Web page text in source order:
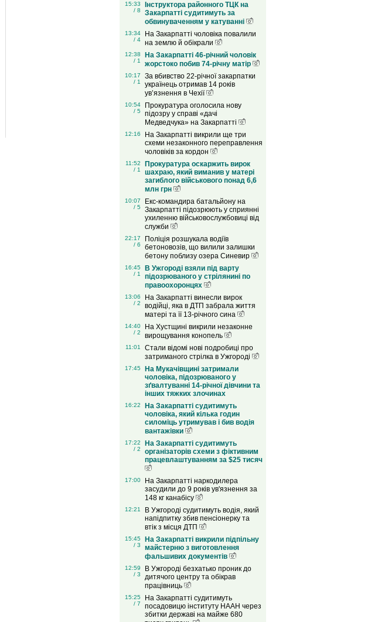
15:33
/ 8
Інструктора районного ТЦК на
Закарпатті судитимуть за
обвинуваченням у катуванні
13:34
/ 4
На Закарпатті чоловіка повалили
на землю й обікрали
12:38
/ 1
На Закарпатті 46-річний чоловік
жорстоко побив 74-річну матір
10:17
/ 1
За вбивство 22-річної закарпатки
українець отримав 14 років
ув’язнення в Чехії
10:54
/ 5
Прокуратура оголосила нову
підозру у справі «дачі
Медведчука» на Закарпатті
12:16
На Закарпатті викрили ще три
схеми незаконного переправлення
чоловіків за кордон
11:52
/ 1
Прокуратура оскаржить вирок
шахраю, який виманив у матері
загиблого військового понад 6,6
млн грн
10:07
/ 5
Екс-командира батальйону на
Закарпатті підозрюють у сприянні
ухиленню військовослужбовиці від
служби
22:17
/ 6
Поліція розшукала водіїв
бетоновозів, що вилили залишки
бетону поблизу озера Синевир
16:45
/ 1
В Ужгороді взяли під варту
підозрюваного у стрілянині по
правоохоронцях
13:06
/ 2
На Закарпатті винесли вирок
водійці, яка в ДТП забрала життя
матері та її 13-річного сина
14:40
/ 2
На Хустщині викрили незаконне
вирощування конопель
11:01
Стали відомі нові подробиці про
затриманого стрілка в Ужгороді
17:45
На Мукачівщині затримали
чоловіка, підозрюваного у
зґвалтуванні 14-річної дівчини та
інших тяжких злочинах
16:22
На Закарпатті судитимуть
чоловіка, який кілька годин
силоміць утримував і бив водія
вантажівки
17:22
/ 2
На Закарпатті судитимуть
організаторів схеми з фіктивним
працевлаштуванням за $25 тисяч
17:00
На Закарпатті наркодилера
засудили до 9 років ув'язнення за
148 кг канабісу
12:21
В Ужгороді судитимуть водія, який
напідпитку збив пенсіонерку та
втік з місця ДТП
15:45
/ 3
На Закарпатті викрили підпільну
майстерню з виготовлення
фальшивих документів
12:59
/ 3
В Ужгороді безхатько проник до
дитячого центру та обікрав
працівниць
15:25
/ 7
На Закарпатті судитимуть
посадовицю інституту НААН через
збитки державі на майже 680